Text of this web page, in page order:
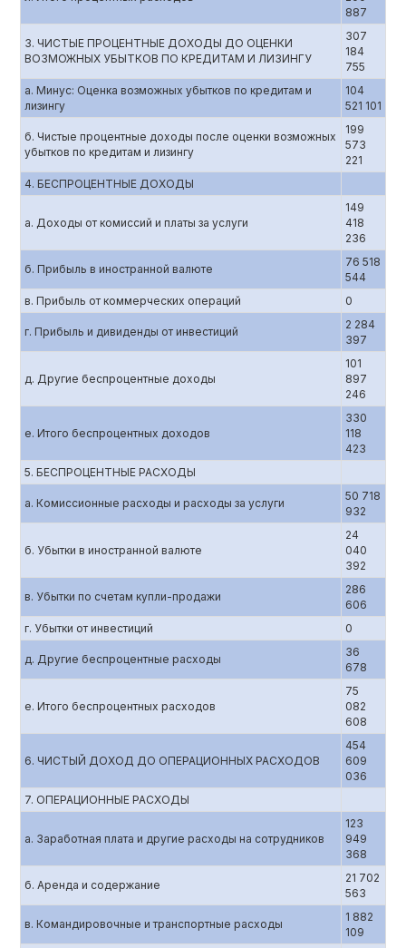
887
3. ЧИСТЫЕ ПРОЦЕНТНЫЕ ДОХОДЫ ДО ОЦЕНКИ
ВОЗМОЖНЫХ УБЫТКОВ ПО КРЕДИТАМ И ЛИЗИНГУ
307
184
755
а. Минус: Оценка возможных убытков по кредитам и
лизингу
104
521 101
б. Чистые процентные доходы после оценки возможных
убытков по кредитам и лизингу
199
573
221
4. БЕСПРОЦЕНТНЫЕ ДОХОДЫ
а. Доходы от комиссий и платы за услуги
149
418
236
б. Прибыль в иностранной валюте
76 518
544
в. Прибыль от коммерческих операций
0
г. Прибыль и дивиденды от инвестиций
2 284
397
д. Другие беспроцентные доходы
101
897
246
е. Итого беспроцентных доходов
330
118
423
5. БЕСПРОЦЕНТНЫЕ РАСХОДЫ
а. Комиссионные расходы и расходы за услуги
50 718
932
б. Убытки в иностранной валюте
24
040
392
в. Убытки по счетам купли-продажи
286
606
г. Убытки от инвестиций
0
д. Другие беспроцентные расходы
36
678
е. Итого беспроцентных расходов
75
082
608
6. ЧИСТЫЙ ДОХОД ДО ОПЕРАЦИОННЫХ РАСХОДОВ
454
609
036
7. ОПЕРАЦИОННЫЕ РАСХОДЫ
а. Заработная плата и другие расходы на сотрудников
123
949
368
б. Аренда и содержание
21 702
563
в. Командировочные и транспортные расходы
1 882
109